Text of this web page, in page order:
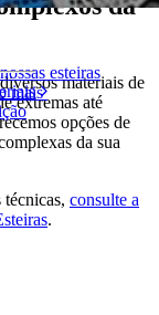
esteiras
mais
materiais de
extremas até
opções de
da sua
consulte a
.